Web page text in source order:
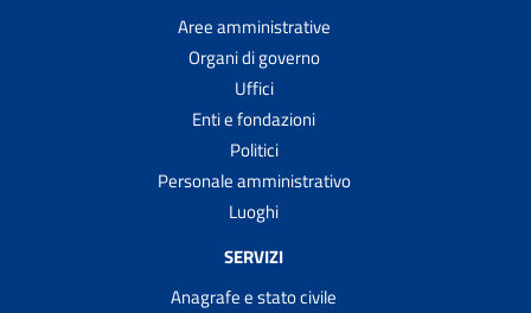
Aree amministrative
Organi di governo
Uffici
Enti e fondazioni
Politici
Personale amministrativo
Luoghi
SERVIZI
Anagrafe e stato civile